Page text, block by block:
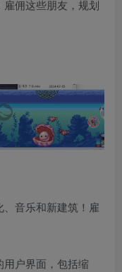
雇佣这些朋友，规划
音乐和新建筑！雇
用户界面，包括缩